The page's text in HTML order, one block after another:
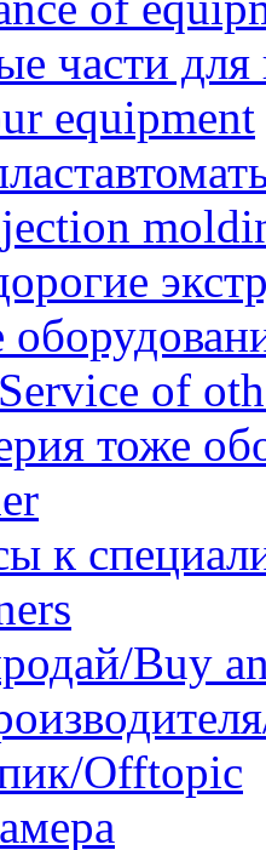
части для
equipment
of
тоже
к
Buy
Offtopic